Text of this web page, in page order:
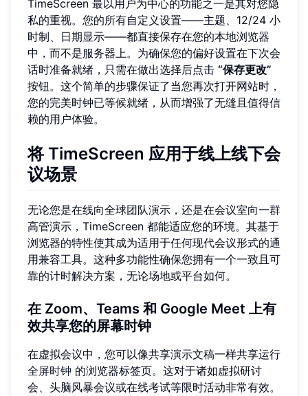
TimeScreen 最以用户为中心的功能之一是其对您隐
私的重视。您的所有自定义设置——主题、12/24 小
时制、日期显示——都直接保存在您的本地浏览器
中，而不是服务器上。为确保您的偏好设置在下次会
话时准备就绪，只需在做出选择后点击 “保存更改”
按钮。这个简单的步骤保证了当您再次打开网站时，
您的完美时钟已等候就绪，从而增强了无缝且值得信
赖的用户体验。
将 TimeScreen 应用于线上线下会
议场景
无论您是在线向全球团队演示，还是在会议室向一群
高管演示，TimeScreen 都能适应您的环境。其基于
浏览器的特性使其成为适用于任何现代会议形式的通
用兼容工具。这种多功能性确保您拥有一个一致且可
靠的计时解决方案，无论场地或平台如何。
在 Zoom、Teams 和 Google Meet 上有
效共享您的屏幕时钟
在虚拟会议中，您可以像共享演示文稿一样共享运行
全屏时钟 的浏览器标签页。这对于诸如虚拟研讨
会、头脑风暴会议或在线考试等限时活动非常有效。